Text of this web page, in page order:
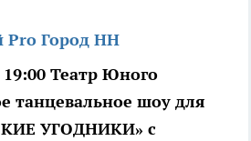
Pro Город НН
19:00 Театр Юного
танцевальное шоу для
УГОДНИКИ» с